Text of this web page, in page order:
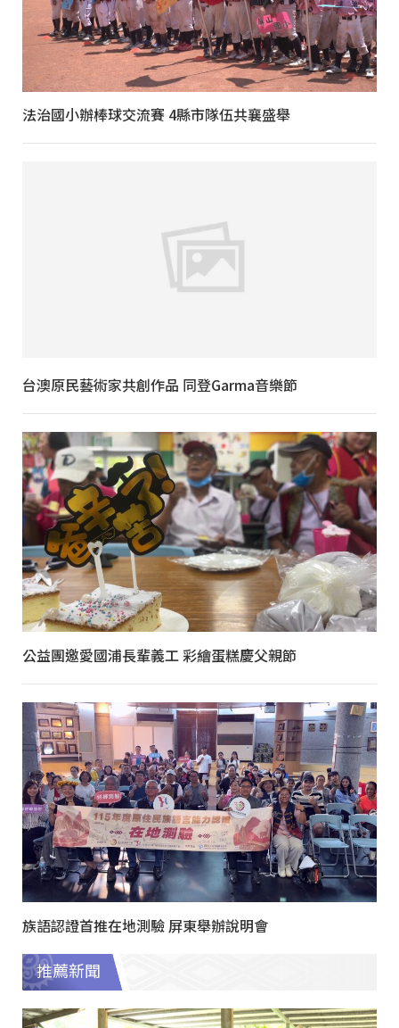
法治國小辦棒球交流賽 4縣市隊伍共襄盛舉
台澳原民藝術家共創作品 同登Garma音樂節
公益團邀愛國浦長輩義工 彩繪蛋糕慶父親節
族語認證首推在地測驗 屏東舉辦說明會
推薦新聞